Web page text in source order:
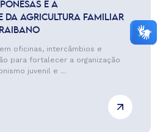
E A
DA AGRICULTURA FAMILIAR
oficinas, intercâmbios e
para fortalecer a organização
juvenil e ...